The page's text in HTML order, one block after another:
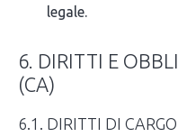
legale.
6. DIRITTI E
(CA)
6.1. DIRITTI DI